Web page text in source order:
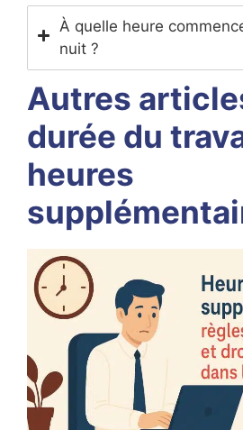
À quelle heure
nuit ?
Autres
durée du
heures